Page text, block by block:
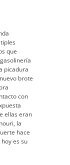
que
picadura
brote
con
ellas eran
la
hace
es su